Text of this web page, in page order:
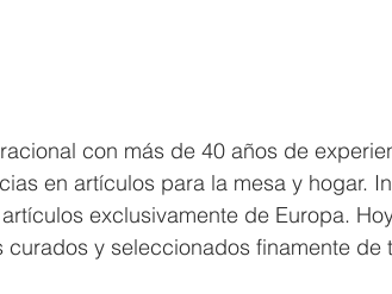
con más de 40 años de
en artículos para la mesa y hogar.
exclusivamente de Europa.
y seleccionados finamente de